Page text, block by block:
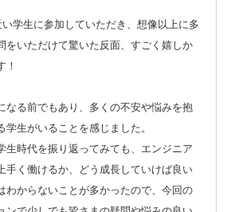
い学生に参加していただき、想像以上に多
をいただけて驚いた反面、すごく嬉しか
！
なる前でもあり、多くの不安や悩みを抱
学生がいることを感じました。
生時代を振り返ってみても、エンジニア
手く働けるか、どう成長していけば良い
わからないことが多かったので、今回の